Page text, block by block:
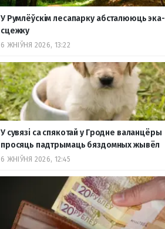
У Румлёўскім лесапарку абсталююць эка-
сцежку
6 ЖНІЎНЯ 2026, 13:22
У сувязі са спякотай у Гродне валанцёры
просяць падтрымаць бяздомных жывёл
6 ЖНІЎНЯ 2026, 12:45